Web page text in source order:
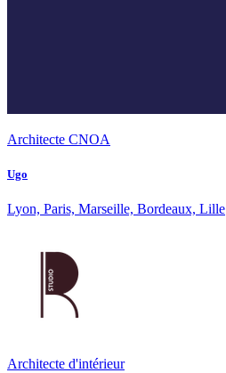
Architecte CNOA
Ugo
Lyon, Paris, Marseille, Bordeaux, Lille
Architecte d'intérieur